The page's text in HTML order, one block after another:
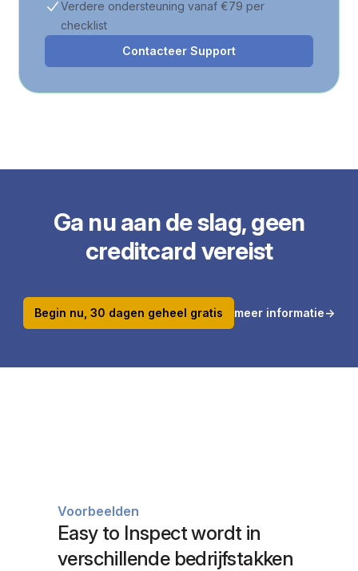
Verdere ondersteuning vanaf €79 per
checklist
Contacteer Support
Ga nu aan de slag, geen
creditcard vereist
Begin nu, 30 dagen geheel gratis meer informatie→
Voorbeelden
Easy to Inspect wordt in
verschillende bedrijfstakken